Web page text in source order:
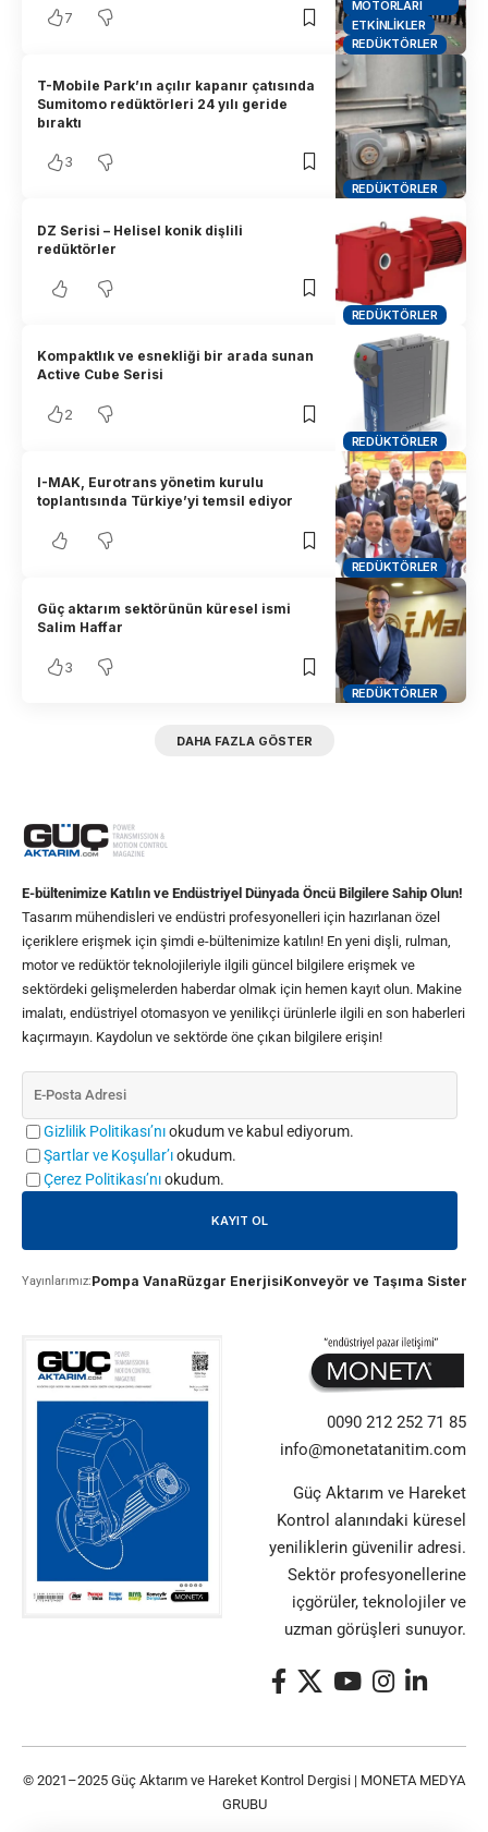
MOTORLARI
ETKINLIKLER
REDÜKTÖRLER
7
REDÜKTÖRLER
T-Mobile Park’ın açılır kapanır çatısında
Sumitomo redüktörleri 24 yılı geride
bıraktı
3
REDÜKTÖRLER
DZ Serisi – Helisel konik dişlili
redüktörler
REDÜKTÖRLER
Kompaktlık ve esnekliği bir arada sunan
Active Cube Serisi
2
REDÜKTÖRLER
I-MAK, Eurotrans yönetim kurulu
toplantısında Türkiye’yi temsil ediyor
REDÜKTÖRLER
Güç aktarım sektörünün küresel ismi
Salim Haffar
3
DAHA FAZLA GÖSTER
E-bültenimize Katılın ve Endüstriyel Dünyada Öncü Bilgilere Sahip Olun!
Tasarım mühendisleri ve endüstri profesyonelleri için hazırlanan özel
içeriklere erişmek için şimdi e-bültenimize katılın! En yeni dişli, rulman,
motor ve redüktör teknolojileriyle ilgili güncel bilgilere erişmek ve
sektördeki gelişmelerden haberdar olmak için hemen kayıt olun. Makine
imalatı, endüstriyel otomasyon ve yenilikçi ürünlerle ilgili en son haberleri
kaçırmayın. Kaydolun ve sektörde öne çıkan bilgilere erişin!
Gizlilik Politikası’nıokudum ve kabul ediyorum.
Şartlar ve Koşullar’ıokudum.
Çerez Politikası’nıokudum.
Yayınlarımız:Pompa VanaRüzgar EnerjisiKonveyör ve Taşıma
0090 212 252 71 85
info@monetatanitim.com
Güç Aktarım ve Hareket
Kontrol alanındaki küresel
yeniliklerin güvenilir adresi.
Sektör profesyonellerine
içgörüler, teknolojiler ve
uzman görüşleri sunuyor.
© 2021–2025 Güç Aktarım ve Hareket Kontrol Dergisi | MONETA MEDYA
GRUBU